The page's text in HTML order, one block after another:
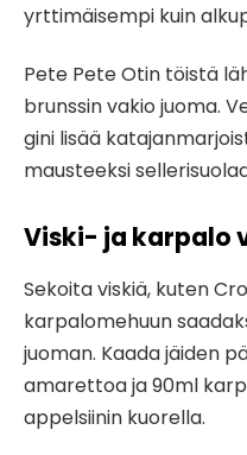
yrttimäisempi kuin
Pete Pete Otin töistä
brunssin vakio juoma.
gini lisää
mausteeksi
Viski- ja karpalo
Sekoita viskiä, ​​kuten
karpalomehuun
juoman. Kaada jäiden
amarettoa ja 90ml
appelsiinin kuorella.